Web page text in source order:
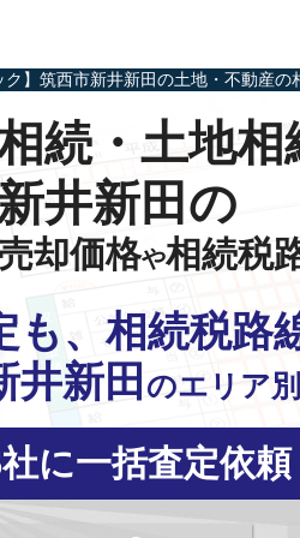
ク】筑西市新井新田の土地・不動産
続・土地相
井新田の
却価格や相続税
も、相続税路
井新田 のエリア
に一括査定依頼